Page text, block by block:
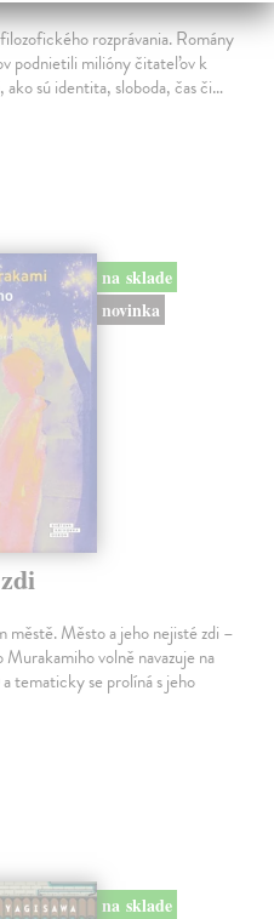
rozprávania. Romány
podnietili milióny čitateľov k
sú identita, sloboda, čas či…
na sklade
novinka
městě. Město a jeho nejisté zdi –
volně navazuje na
tematicky se prolíná s jeho
na sklade